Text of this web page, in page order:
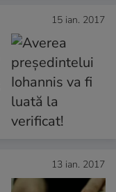
15 ian. 2017
13 ian. 2017